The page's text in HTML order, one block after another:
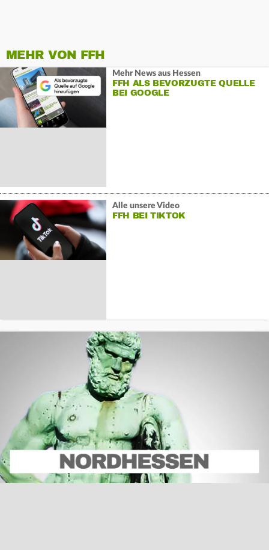
MEHR VON FFH
Mehr News aus Hessen
FFH ALS BEVORZUGTE QUELLE
BEI GOOGLE
Alle unsere Video
FFH BEI TIKTOK